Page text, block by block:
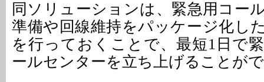
同ソリューションは、緊急用コー
準備や回線維持をパッケージ化し
を行っておくことで、最短1日で
ールセンターを立ち上げることが